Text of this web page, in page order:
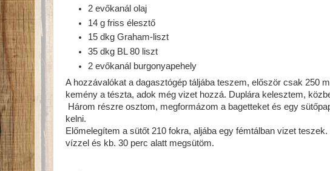
2 evőkanál olaj
14 g friss élesztő
15 dkg Graham-liszt
35 dkg BL 80 liszt
2 evőkanál burgonyapehely
A hozzávalókat a dagasztógép táljába teszem, először csak 250
kemény a tészta, adok még vizet hozzá. Duplára kelesztem,
Három részre osztom, megformázom a bagetteket és egy
kelni.
Előmelegítem a sütőt 210 fokra, aljába egy fémtálban vizet
vízzel és kb. 30 perc alatt megsütöm.